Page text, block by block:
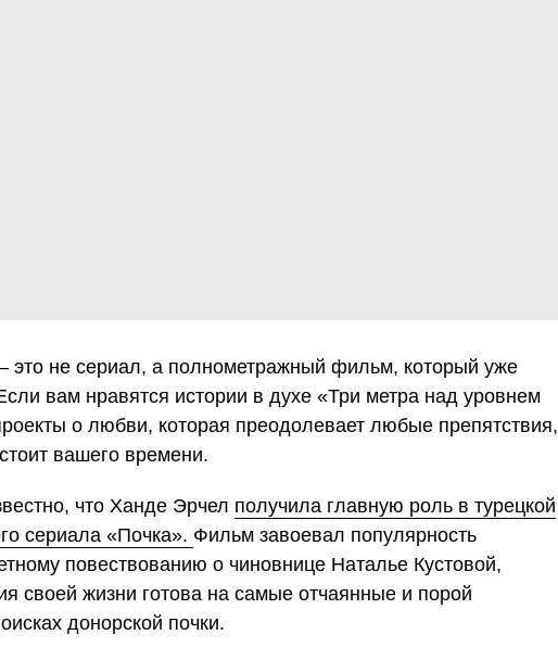
это не сериал, а полнометражный фильм, который уже
вам нравятся истории в духе «Три метра над уровнем
о любви, которая преодолевает любые препятствия,
вашего времени.
что Ханде Эрчел получила главную роль в турецкой
сериала «Почка». Фильм завоевал популярность
повествованию о чиновнице Наталье Кустовой,
своей жизни готова на самые отчаянные и порой
донорской почки.